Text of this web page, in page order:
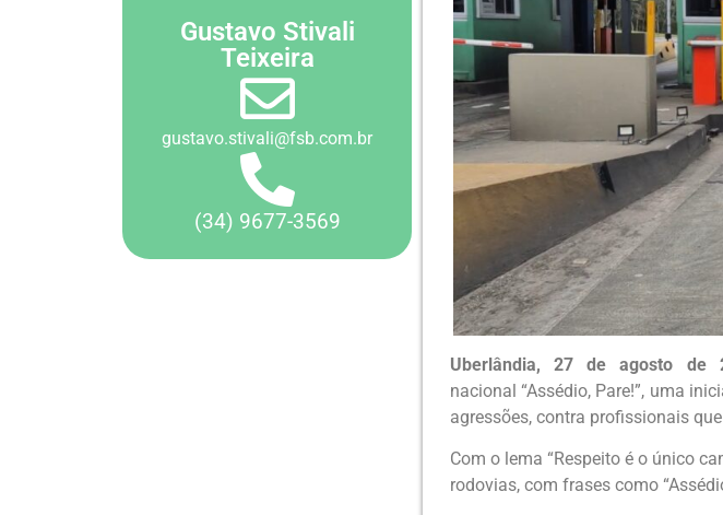
Gustavo Stivali
Teixeira
gustavo.stivali@fsb.com.br
(34) 9677-3569
Uberlândia, 27 de agosto de
nacional “Assédio, Pare!”, uma
agressões, contra profissionais
Com o lema “Respeito é o único
rodovias, com frases como